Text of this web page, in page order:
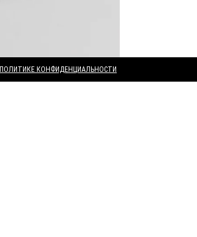
ПОЛИТИКЕ КОНФИДЕНЦИАЛЬНОСТИ